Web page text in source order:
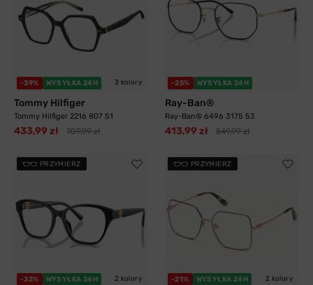
-39% WYSYŁKA 24H 3 kolory
Tommy Hilfiger
Tommy Hilfiger 2216 807 51
433,99 zł 709,99 zł
-25% WYSYŁKA 24H
Ray-Ban®
Ray-Ban® 6496 3175 53
413,99 zł 549,99 zł
PRZYMIERZ
-32% WYSYŁKA 24H 2 kolory
PRZYMIERZ
-21% WYSYŁKA 24H 2 kolory